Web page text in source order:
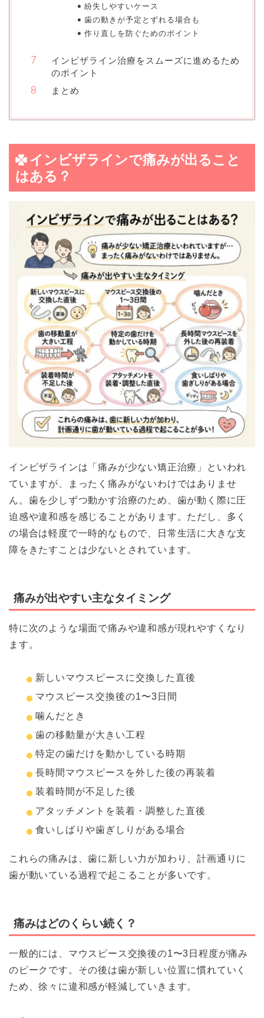
紛失しやすいケース
歯の動きが予定とずれる場合も
作り直しを防ぐためのポイント
インビザライン治療をスムーズに進めるため
のポイント
まとめ
インビザラインで痛みが出ること
はある？
インビザラインは「痛みが少ない矯正治療」といわれ
ていますが、まったく痛みがないわけではありませ
ん。歯を少しずつ動かす治療のため、歯が動く際に圧
迫感や違和感を感じることがあります。ただし、多く
の場合は軽度で一時的なもので、日常生活に大きな支
障をきたすことは少ないとされています。
痛みが出やすい主なタイミング
特に次のような場面で痛みや違和感が現れやすくなり
ます。
新しいマウスピースに交換した直後
マウスピース交換後の1〜3日間
噛んだとき
歯の移動量が大きい工程
特定の歯だけを動かしている時期
長時間マウスピースを外した後の再装着
装着時間が不足した後
アタッチメントを装着・調整した直後
食いしばりや歯ぎしりがある場合
これらの痛みは、歯に新しい力が加わり、計画通りに
歯が動いている過程で起こることが多いです。
痛みはどのくらい続く？
一般的には、マウスピース交換後の1〜3日程度が痛み
のピークです。その後は歯が新しい位置に慣れていく
ため、徐々に違和感が軽減していきます。